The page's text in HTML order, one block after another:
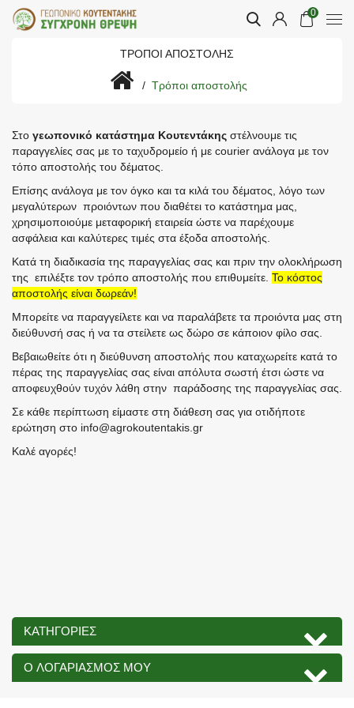
0
ΤΡΌΠΟΙ ΑΠΟΣΤΟΛΉΣ
Τρόποι αποστολής
Στο γεωπονικό κατάστημα Κουτεντάκης στέλνουμε τις
παραγγελίες σας με το ταχυδρομείο ή με courier ανάλογα με τον
τόπο αποστολής του δέματος.
Επίσης ανάλογα με τον όγκο και τα κιλά του δέματος, λόγο των
μεγαλύτερων προιόντων που διαθέτει το κατάστημα μας,
χρησιμοποιούμε μεταφορική εταιρεία ώστε να παρέχουμε
ασφάλεια και καλύτερες τιμές στα έξοδα αποστολής.
Κατά τη διαδικασία της παραγγελίας σας και πριν την ολοκλήρωση
της επιλέξτε τον τρόπο αποστολής που επιθυμείτε. Το κόστος
αποστολής είναι δωρεάν!
Μπορείτε να παραγγείλετε και να παραλάβετε τα προιόντα μας στη
διεύθυνσή σας ή να τα στείλετε ως δώρο σε κάποιον φίλο σας.
Βεβαιωθείτε ότι η διεύθυνση αποστολής που καταχωρείτε κατά το
πέρας της παραγγελίας σας είναι απόλυτα σωστή έτσι ώστε να
αποφευχθούν τυχόν λάθη στην παράδοσης της παραγγελίας σας.
Σε κάθε περίπτωση είμαστε στη διάθεση σας για οτιδήποτε
ερώτηση στο info@agrokoutentakis.gr
Καλέ αγορές!
ΚΑΤΗΓΟΡΊΕΣ
O ΛΟΓΑΡΙΑΣΜΌΣ ΜΟΥ